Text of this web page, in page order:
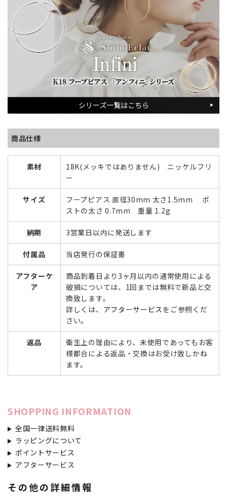
商品仕様
素材
18K(メッキではありません) ニッケルフリ
ー
サイズ
フープピアス 直径30mm 太さ1.5mm ポ
ストの太さ 0.7mm 重量 1.2g
納期 3営業日以内に発送します
付属品 当店発行の保証書
アフターケ
ア
商品到着日より3ヶ月以内の通常使用による
破損については、1回までは無料で新品と交
換致します。
詳しくは、 アフターサービスをご参照くだ
さい。
返品
衛生上の理由により、未使用であってもお客
様都合による返品・交換はお受け致しかね
ます。
SHOPPING INFORMATION
全国一律送料無料
ラッピングについて
ポイントサービス
アフターサービス
その他の詳細情報